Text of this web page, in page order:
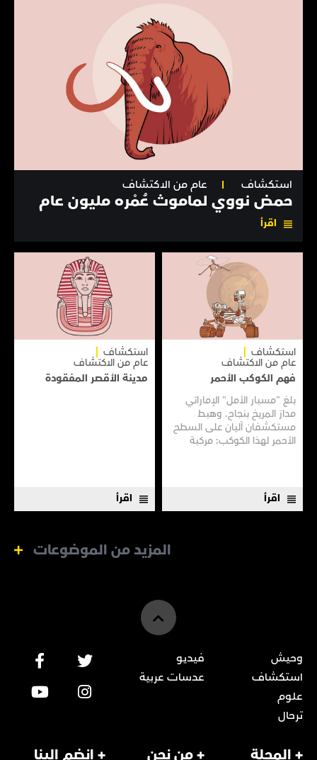
استكشاف عام من الاكتشاف
حمض نووي لماموث عُمْره مليون عام
اقرأ
استكشاف
عام من الاكتشاف
فهم الكوكب الأحمر
بلغ "مسبار الأمل" الإماراتي
مدارَ المريخ بنجاح. وهبط
مستكشفان آليان على السطح
الأحمر لهذا الكوكب: مركبة
اقرأ
استكشاف
عام من الاكتشاف
مدينة الأقصر المفقودة
اقرأ
المزيد من الموضوعات
وحيش
استكشاف
علوم
ترحال
فيديو
عدسات عربية
+ المجلة + من نحن + انضم إلينا